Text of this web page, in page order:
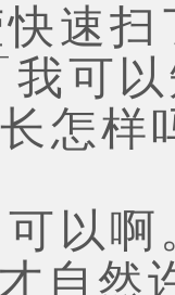
扫了
我可
怎样
啊。
自然